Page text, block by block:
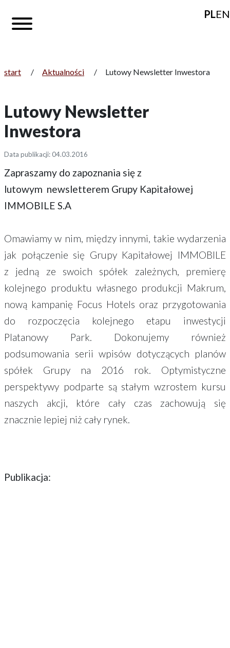
PLEN
start / Aktualności / Lutowy Newsletter Inwestora
Lutowy Newsletter
Inwestora
Data publikacji: 04.03.2016
Zapraszamy do zapoznania się z
lutowym newsletterem Grupy Kapitałowej
IMMOBILE S.A
Omawiamy w nim, między innymi, takie wydarzenia
jak połączenie się Grupy Kapitałowej IMMOBILE
z jedną ze swoich spółek zależnych, premierę
kolejnego produktu własnego produkcji Makrum,
nową kampanię Focus Hotels oraz przygotowania
do rozpoczęcia kolejnego etapu inwestycji
Platanowy Park. Dokonujemy również
podsumowania serii wpisów dotyczących planów
spółek Grupy na 2016 rok. Optymistyczne
perspektywy podparte są stałym wzrostem kursu
naszych akcji, które cały czas zachowują się
znacznie lepiej niż cały rynek.
Publikacja: